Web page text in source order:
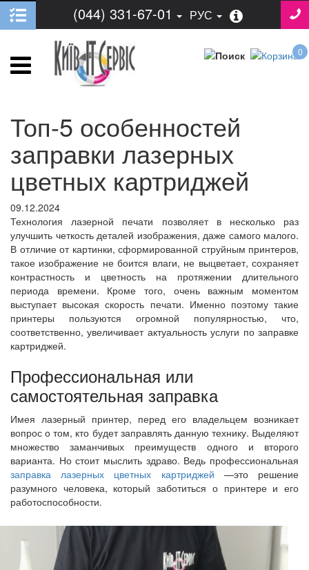
(044) 331-67-01 РУС
0
Топ-5 особенностей
заправки лазерных
цветных картриджей
09.12.2024
Технология лазерной печати позволяет в несколько раз
улучшить четкость деталей изображения, даже самого малого.
В отличие от картинки, сформированной струйным принтеров,
такое изображение не боится влаги, не выцветает, сохраняет
контрастность и цветность на протяжении длительного
периода времени. Кроме того, очень важным моментом
выступает высокая скорость печати. Именно поэтому такие
принтеры пользуются огромной популярностью, что,
соответственно, увеличивает актуальность услуги по заправке
картриджей.
Профессиональная или
самостоятельная заправка
Имея лазерный принтер, перед его владельцем возникает
вопрос о том, кто будет заправлять данную технику. Выделяют
множество заманчивых преимуществ одного и второго
варианта. Но стоит мыслить здраво. Ведь профессиональная
заправка лазерных цветных картриджей —это решение
разумного человека, который заботиться о принтере и его
работоспособности.